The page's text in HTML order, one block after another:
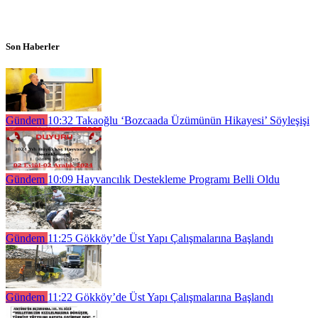
Son Haberler
Gündem 10:32 Takaoğlu ‘Bozcaada Üzümünün Hikayesi’ Söyleşişi
Gündem 10:09 Hayvancılık Destekleme Programı Belli Oldu
Gündem 11:25 Gökköy’de Üst Yapı Çalışmalarına Başlandı
Gündem 11:22 Gökköy’de Üst Yapı Çalışmalarına Başlandı